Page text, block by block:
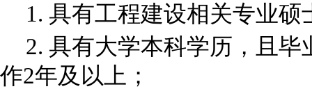
1. 具有工程建设相关专业硕
2. 具有大学本科学历，且
作2年及以上；